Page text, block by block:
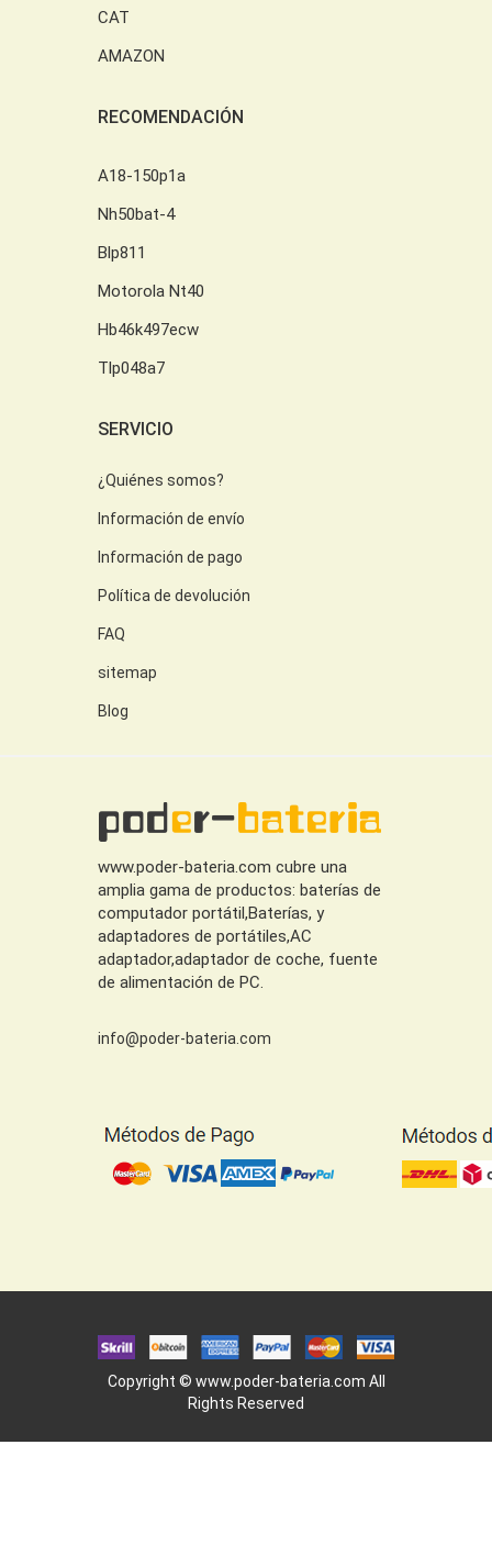
CAT
AMAZON
RECOMENDACIÓN
A18-150p1a
Nh50bat-4
Blp811
Motorola Nt40
Hb46k497ecw
Tlp048a7
SERVICIO
¿Quiénes somos?
Información de envío
Información de pago
Política de devolución
FAQ
sitemap
Blog
www.poder-bateria.com cubre una
amplia gama de productos: baterías de
computador portátil,Baterías, y
adaptadores de portátiles,AC
adaptador,adaptador de coche, fuente
de alimentación de PC.
info@poder-bateria.com
Copyright © www.poder-bateria.com All
Rights Reserved